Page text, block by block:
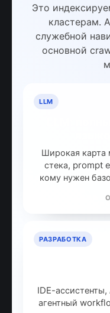
Это
кластерам.
служебной
основной
LLM
Широкая карта
стека, prompt
кому нужен
РАЗРАБОТКА
IDE-
агентный